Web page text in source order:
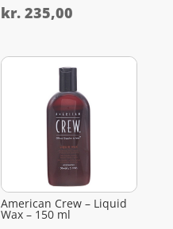
kr. 235,00
American Crew – Liquid
Wax – 150 ml